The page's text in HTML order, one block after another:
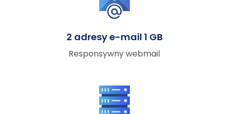
2 adresy e-mail 1 GB
Responsywny webmail